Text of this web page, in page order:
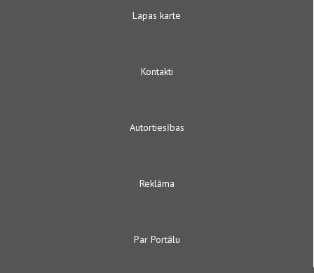
Lapas karte
Kontakti
Autortiesības
Reklāma
Par Portālu